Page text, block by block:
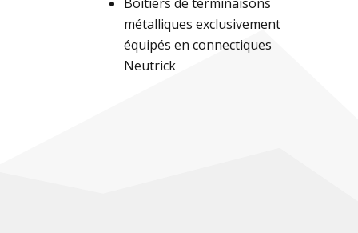
métalliques exclusivement
équipés en connectiques
Neutrick